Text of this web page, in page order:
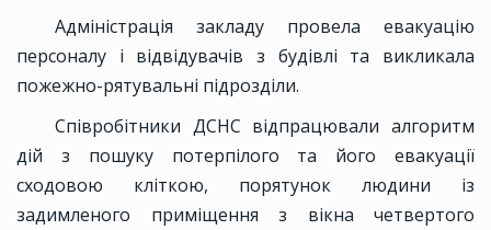
Адміністрація закладу провела евакуацію
персоналу і відвідувачів з будівлі та викликала
пожежно-рятувальні підрозділи.
Співробітники ДСНС відпрацювали алгоритм
дій з пошуку потерпілого та його евакуації
сходовою кліткою, порятунок людини із
задимленого приміщення з вікна четвертого